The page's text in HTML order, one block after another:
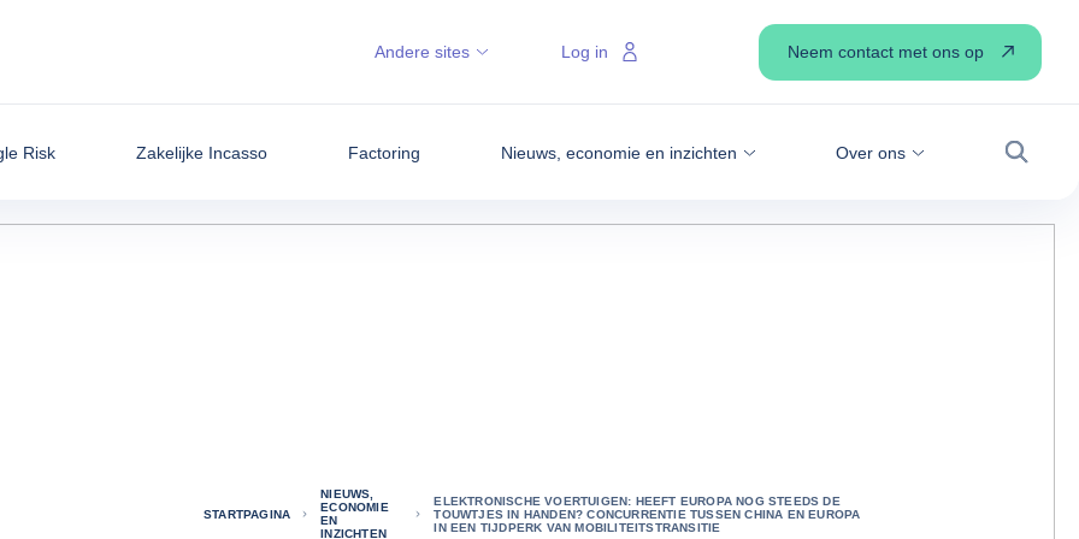
Risk Zakelijke Incasso Factoring Nieuws, economie en inzichten Over ons
Zoek
Andere sites Log in Neem contact met ons op
STARTPAGINA
NIEUWS,
ECONOMIE
EN
INZICHTEN
ELEKTRONISCHE VOERTUIGEN: HEEFT EUROPA NOG STEEDS DE
TOUWTJES IN HANDEN? CONCURRENTIE TUSSEN CHINA EN EUROPA
IN EEN TIJDPERK VAN MOBILITEITSTRANSITIE